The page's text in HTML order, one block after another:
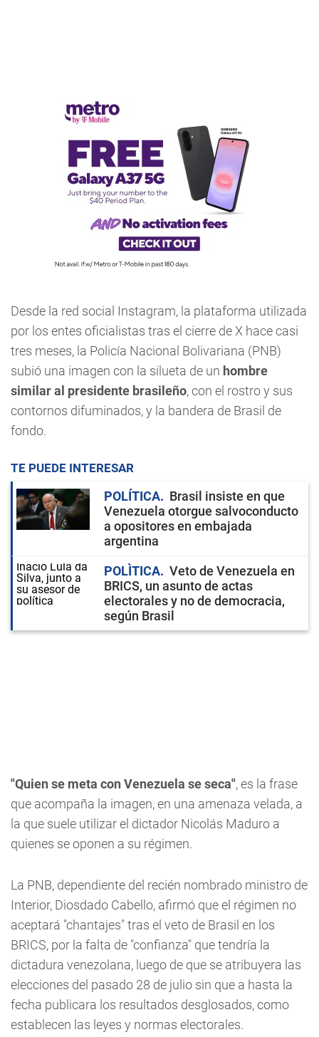
Desde la red social Instagram, la plataforma utilizada
por los entes oficialistas tras el cierre de X hace casi
tres meses, la Policía Nacional Bolivariana (PNB)
subió una imagen con la silueta de un hombre
similar al presidente brasileño, con el rostro y sus
contornos difuminados, y la bandera de Brasil de
fondo.
TE PUEDE INTERESAR
POLÍTICA
Brasil insiste en que
Venezuela otorgue salvoconducto
a opositores en embajada
argentina
POLÌTICA
Veto de Venezuela en
BRICS, un asunto de actas
electorales y no de democracia,
según Brasil
"Quien se meta con Venezuela se seca", es la frase
que acompaña la imagen, en una amenaza velada, a
la que suele utilizar el dictador Nicolás Maduro a
quienes se oponen a su régimen.
La PNB, dependiente del recién nombrado ministro de
Interior, Diosdado Cabello, afirmó que el régimen no
aceptará "chantajes" tras el veto de Brasil en los
BRICS, por la falta de "confianza" que tendría la
dictadura venezolana, luego de que se atribuyera las
elecciones del pasado 28 de julio sin que a hasta la
fecha publicara los resultados desglosados, como
establecen las leyes y normas electorales.